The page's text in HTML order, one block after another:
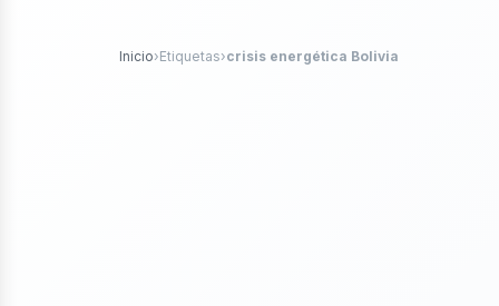
Inicio›Etiquetas›crisis energética Bolivia